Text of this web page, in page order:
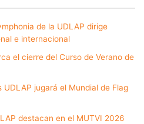
de la UDLAP dirige
e internacional
el cierre del Curso de Verano de
jugará el Mundial de Flag
destacan en el MUTVI 2026